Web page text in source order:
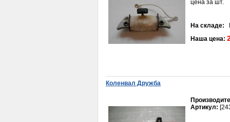
цена за шт.
На складе:
Наша цена:
Коленвал Дружба
Артикул: